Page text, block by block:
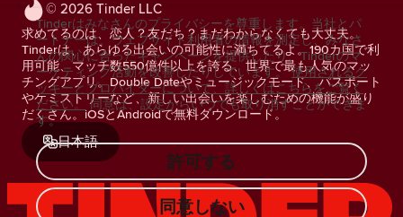
© 2026 Tinder LLC
求めてるのは、恋人？友だち？まだわからなくても大丈夫。
Tinderは、あらゆる出会いの可能性に満ちてるよ。190カ国で利
用可能、マッチ数550億件以上を誇る、世界で最も人気のマッ
チングアプリ。Double Dateやミュージックモード、パスポート
やケミストリーなど、新しい出会いを楽しむための機能が盛り
だくさん。iOSとAndroidで無料ダウンロード。
日本語
Tinderはみなさんのプライバシーを尊重します。当社とパ
ートナーは、ウェブサイト利用者の情報を測定し、みなさ
んの関心に合ったキャンペーンを提供したり、Tinderのマ
ーケティング活動を改善したりしています。 使用されるク
ッキーとプロバイダーについて、詳しくはこちらをご覧く
ださい。 同意は、設定からいつでも取り消すことができま
す。
許可する
同意しない